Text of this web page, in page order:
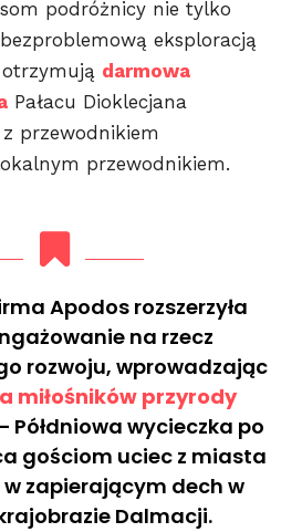
podróżnicy nie tylko
eksploracją
darmowa
Pałacu Dioklecjana
przewodnikiem
przewodnikiem.
Apodos rozszerzyła
na rzecz
rozwoju, wprowadzając
miłośników przyrody
Półdniowa wycieczka po
gościom uciec z miasta
w zapierającym dech w
Dalmacji.